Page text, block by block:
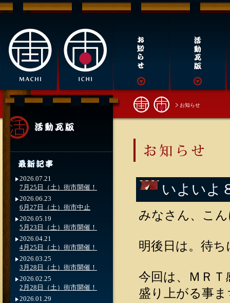
お知らせ
いよいよ
みなさん、こ
明後日は。待
今回は、ＭＲ
盛り上がる事
2026.07.21
7月25日（土）街市開催！
2026.06.23
6月27日（土）街市中止
2026.05.19
5月23日（土）街市開催！
2026.04.21
4月25日（土）街市開催！
2026.03.25
3月28日（土）街市開催！
2026.02.25
2月28日（土）街市開催！
2026.01.29